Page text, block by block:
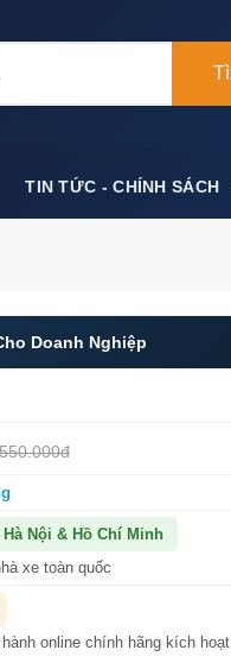
TIN TỨC - CHÍNH SÁCH
Doanh Nghiệp
Nội & Hồ Chí Minh
xe toàn quốc
online chính hãng kích hoạt